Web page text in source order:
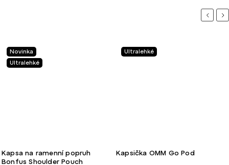
Ultralehké
Kapsička OMM Go Pod
Velmi lehké
Kapsa na láhev Gossamer Gear